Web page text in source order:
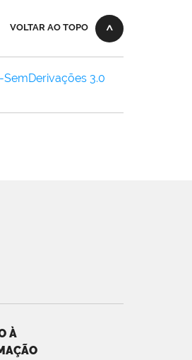
VOLTAR AO TOPO
3.0
À